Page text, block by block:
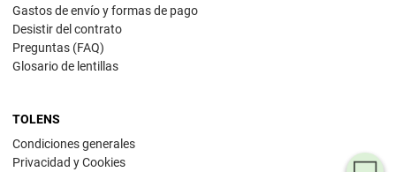
Gastos de envío y formas de pago
Desistir del contrato
Preguntas (FAQ)
Glosario de lentillas
TOLENS
Condiciones generales
Privacidad y Cookies